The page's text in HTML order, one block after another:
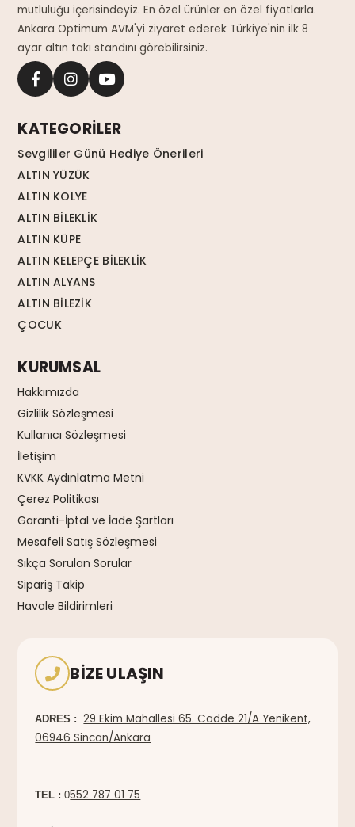
mutluluğu içerisindeyiz. En özel ürünler en özel fiyatlarla.
Ankara Optimum AVM'yi ziyaret ederek Türkiye'nin ilk 8
ayar altın takı standını görebilirsiniz.
KATEGORİLER
Sevgililer Günü Hediye Önerileri
ALTIN YÜZÜK
ALTIN KOLYE
ALTIN BİLEKLİK
ALTIN KÜPE
ALTIN KELEPÇE BİLEKLİK
ALTIN ALYANS
ALTIN BİLEZİK
ÇOCUK
KURUMSAL
Hakkımızda
Gizlilik Sözleşmesi
Kullanıcı Sözleşmesi
İletişim
KVKK Aydınlatma Metni
Çerez Politikası
Garanti-İptal ve İade Şartları
Mesafeli Satış Sözleşmesi
Sıkça Sorulan Sorular
Sipariş Takip
Havale Bildirimleri
BIZE ULAŞIN
ADRES :
29 Ekim Mahallesi 65. Cadde 21/A Yenikent,
06946 Sincan/Ankara
TEL : 0552 787 01 75